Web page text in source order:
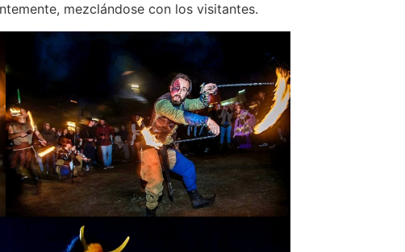
mezclándose con los visitantes.